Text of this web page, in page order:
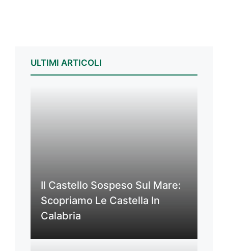
ULTIMI ARTICOLI
Il Castello Sospeso Sul Mare:
Scopriamo Le Castella In
Calabria